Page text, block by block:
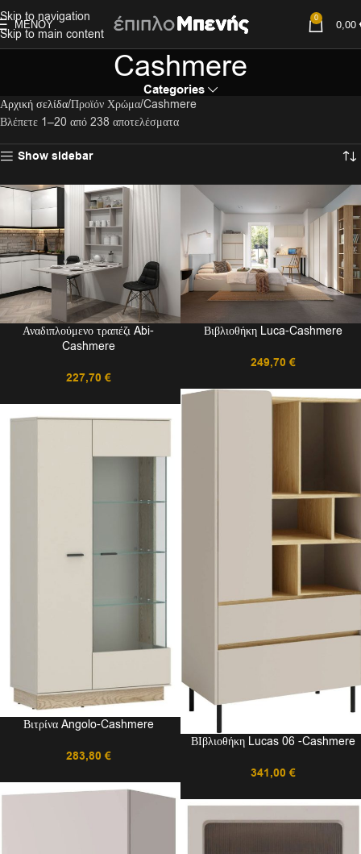
Skip to navigation
Skip to main content
ΜΕΝΟΎ 0 0,00
Cashmere
Categories
Αρχική σελίδα Προϊόν Χρώμα Cashmere
Βλέπετε 1–20 από 238 αποτελέσματα
Show sidebar
Αναδιπλούμενο τραπέζι Abi-
Cashmere
227,70 €
Βιβλιοθήκη Luca-Cashmere
249,70 €
ΒΙβλιοθήκη Lucas 06 -Cashmere
341,00 €
Βιτρίνα Angolo-Cashmere
283,80 €